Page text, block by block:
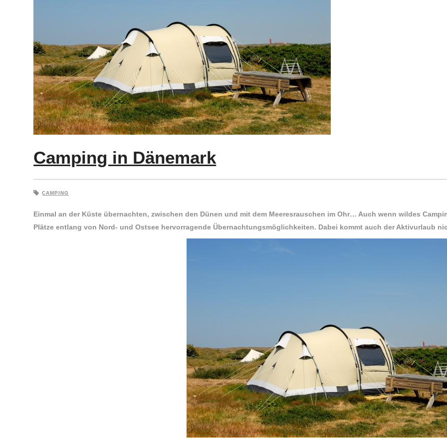
Camping in Dänemark
CAMPING
Einmal an der Küste übernachten, zwischen den Dünen und mit dem Meeresrauschen im Ohr… Auch wenn wildes
Plätze entlang von Nord- und Ostsee hervorragende Übernachtungsmöglichkeiten. Dabei kommt auch der Aktivurlaub